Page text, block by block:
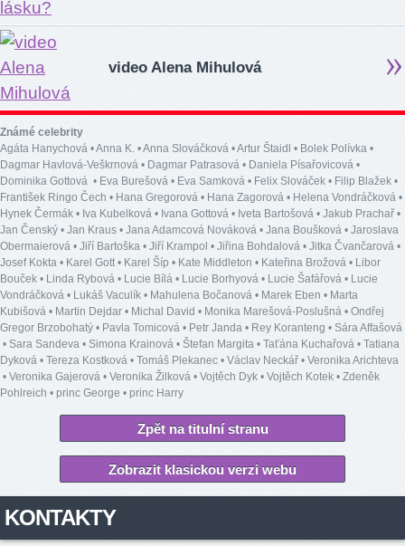
video Alena Mihulová
Známé celebrity
Agáta Hanychová •Anna K. •Anna Slováčková •Artur Štaidl • Bolek Polívka •
Dagmar Havlová-Veškrnová • Dagmar Patrasová • Daniela Písařovicová •
Dominika Gottová • Eva Burešová • Eva Samková • Felix Slováček • Filip Blažek •
František Ringo Čech • Hana Gregorová • Hana Zagorová • Helena Vondráčková •
Hynek Čermák • Iva Kubelková • Ivana Gottová • Iveta Bartošová • Jakub Prachař •
Jan Čenský • Jan Kraus • Jana Adamcová Nováková • Jana Boušková • Jaroslava
Obermaierová • Jiří Bartoška • Jiří Krampol • Jiřina Bohdalová • Jitka Čvančarová •
Josef Kokta • Karel Gott• Karel Šíp • Kate Middleton • Kateřina Brožová • Libor
Bouček • Linda Rybová • Lucie Bílá • Lucie Borhyová • Lucie Šafářová • Lucie
Vondráčková • Lukáš Vaculík • Mahulena Bočanová • Marek Eben • Marta
Kubišová • Martin Dejdar • Michal David • Monika Marešová-Poslušná • Ondřej
Gregor Brzobohatý • Pavla Tomicová • Petr Janda • Rey Koranteng • Sára Affašová
• Sara Sandeva • Simona Krainová • Štefan Margita • Taťána Kuchařová • Tatiana
Dyková • Tereza Kostková • Tomáš Plekanec • Václav Neckář • Veronika Arichteva
• Veronika Gajerová • Veronika Žilková • Vojtěch Dyk • Vojtěch Kotek • Zdeněk
Pohlreich • princ George • princ Harry
Zpět na titulní stranu
Zobrazit klasickou verzi webu
KONTAKTY